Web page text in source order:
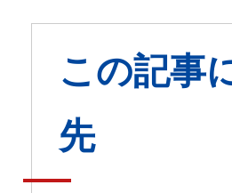
この記事
先